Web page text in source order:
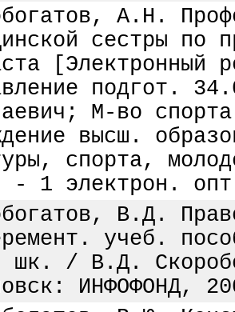
А.Н.
сестры по
подгот.
М-во
высш.
спорта,
- 1 электрон.
В.Д.
учеб.
шк. / В.Д.
ИНФОФОНД,